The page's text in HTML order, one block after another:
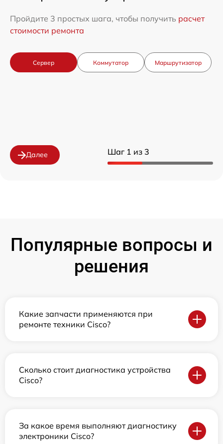
Шаг 1 из 3
Пройдите 3 простых шага, чтобы получить расчет
стоимости ремонта
Сервер Коммутатор Маршрутизатор
Далее
Популярные вопросы и
решения
Какие запчасти применяются при
ремонте техники Cisco?
Сколько стоит диагностика устройства
Cisco?
За какое время выполняют диагностику
электроники Cisco?